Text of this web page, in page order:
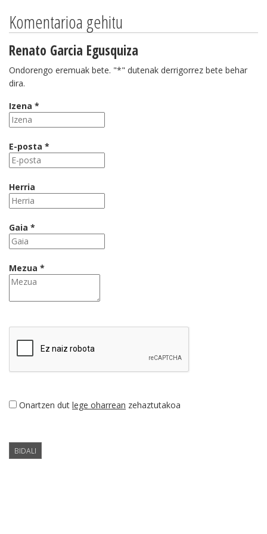
Komentarioa gehitu
Renato Garcia Egusquiza
Ondorengo eremuak bete. "*" dutenak derrigorrez bete behar
dira.
Izena *
E-posta *
Herria
Gaia *
Mezua *
Onartzen dut lege oharrean zehaztutakoa
BIDALI